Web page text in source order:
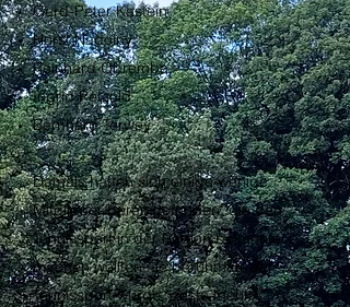
Gerd-Peter Kastein
Horst Nadolny
Reinhard Obremba
Ingrid Petzold
Bernhard Terwey
Damals hatten sich einige wenige
Mitglieder bereit gefunden, die den
Tennissport in der Region bekannter
machen wollten. Je berühmter der
Tennissport wurde, desto mehr